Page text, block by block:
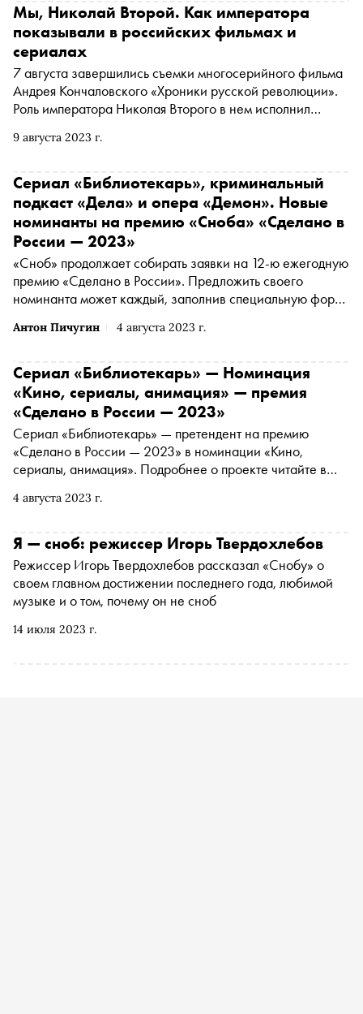
9 августа 2023 г.
Мы, Николай Второй. Как императора
показывали в российских фильмах и
сериалах
7 августа завершились съемки многосерийного фильма
Андрея Кончаловского «Хроники русской революции».
Роль императора Николая Второго в нем исполнил
воплощения царя на экране в постсоветском кино
Антон Пичугин 4 августа 2023 г.
Сериал «Библиотекарь», криминальный
подкаст «Дела» и опера «Демон». Новые
номинанты на премию «Сноба» «Сделано в
России — 2023»
«Сноб» продолжает собирать заявки на 12-ю ежегодную
премию «Сделано в России». Предложить своего
номинанта может каждый, заполнив специальную форму
номинантах за прошедшую неделю
4 августа 2023 г.
Сериал «Библиотекарь» — Номинация
«Кино, сериалы, анимация» — премия
«Сделано в России — 2023»
Сериал «Библиотекарь» — претендент на премию
«Сделано в России — 2023» в номинации «Кино,
сериалы, анимация». Подробнее о проекте читайте в
— «МТС Банк Premium&Private». Технологический
практика важных дел» — «Россия — страна
возможностей»
14 июля 2023 г.
Я — сноб: режиссер Игорь Твердохлебов
Режиссер Игорь Твердохлебов рассказал «Снобу» о
своем главном достижении последнего года, любимой
музыке и о том, почему он не сноб